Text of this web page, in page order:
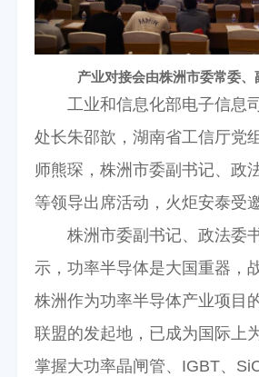
产业对接会由株洲市委常委
工业和信息化部电子信息司
处长朱邵歆，湖南省工信厅党
师熊琛，株洲市委副书记、政
等领导出席活动，火炬安泰受
株洲市委副书记、政法委
示，功率半导体是大国重器，
株洲作为功率半导体产业项目
联盟的发起地，已成为国际上
掌握大功率晶闸管、IGBT、